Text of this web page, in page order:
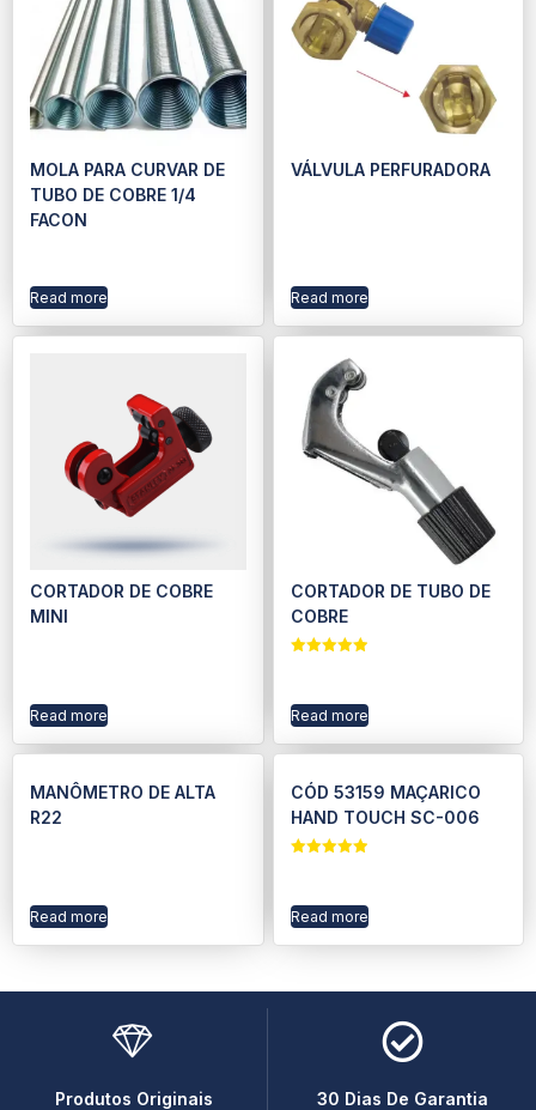
MOLA PARA CURVAR DE
TUBO DE COBRE 1/4
FACON
Read more
VÁLVULA PERFURADORA
Read more
CORTADOR DE COBRE
MINI
Read more
CORTADOR DE TUBO DE
COBRE
Read more
MANÔMETRO DE ALTA
R22
Read more
CÓD 53159 MAÇARICO
HAND TOUCH SC-006
Read more
Produtos Originais 30 Dias De Garantia